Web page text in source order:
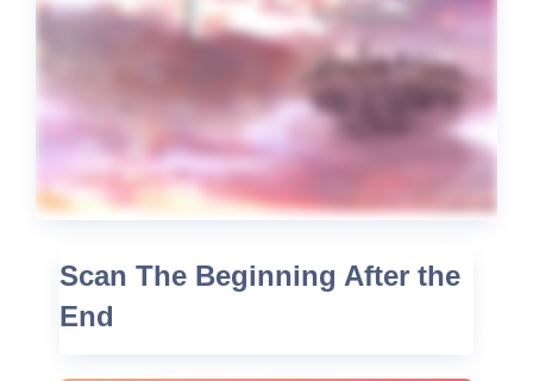
Scan The Beginning After the
End